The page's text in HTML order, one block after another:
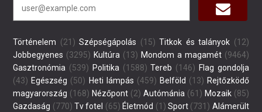
Történelem (21) Szépségápolás (15) Titkok és talányok (12)
Jobbegyenes (3295) Kultúra (13) Mondom a magamét(9464)
Gasztronómia (539) Politika (1588) Tereb (146) Flag gondolja
(43) Egészség (50) Heti lámpás (459) Belföld (13) Rejtőzködő
magyarország (168) Nézőpont (2) Autómánia (61) Mozaik(85)
Gazdaság (770) Tv fotel (65) Életmód (1) Sport(731) Alámerült